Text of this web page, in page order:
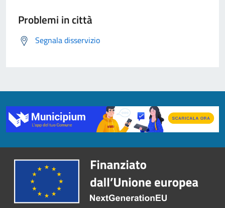
Problemi in città
Segnala disservizio